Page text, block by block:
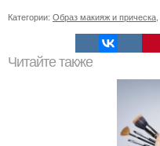
Категории: Образ макияж и прическа
Читайте также